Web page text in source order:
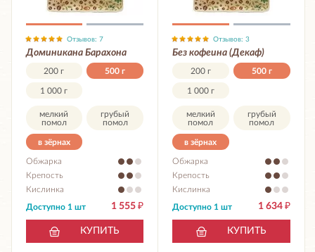
Отзывов: 7
Доминикана Барахона
200 г 500 г
1 000 г
мелкий
помол
грубый
помол
в зёрнах
Обжарка
Крепость
Кислинка
1 555 ₽
Доступно 1 шт
КУПИТЬ
Отзывов: 3
Без кофеина (Декаф)
200 г 500 г
1 000 г
мелкий
помол
грубый
помол
в зёрнах
Обжарка
Крепость
Кислинка
1 634 ₽
Доступно 1 шт
КУПИТЬ